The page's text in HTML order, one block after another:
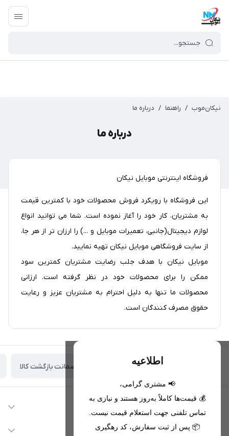
نیکان‌موب / راهنما / درباره ما
درباره ما
فروشگاه اینترنتی موبایل نیکان
این فروشگاه با رویکرد فروش محصولات خود با کمترین قیمت
به مشتریان، کار خود را آغاز نموده است. شما می توانید انواع
لوازم دیجیتال(جانبی، تعمیرات موبایل و ...) را ارزان تر از هر جا،
از سایت فروشگاهی موبایل نیکان تهیه نمایید.
موبایل نیکان با هدف جلب رضایت مشتریان کمترین سود
ممکن را برای محصولات خود در نظر گرفته است. ارزانی
محصولات ما تنها به دلیل احترام به مشتریان عزیز و رعایت
حقوق مصرف کنندگان است.
اطلاعیه
📢 مشتری گرامی،
💰 قیمت‌ها کاملاً به‌روز هستند و نیازی به
تماس تلفنی جهت استعلام قیمت نیست.
📦 پس از ثبت سفارش، کد رهگیری
تحویل اکسپرس(با هماهنگی) ضمانت بازگشت کالا
اطلاعات تماس
09221680256 - 09373782289
دسترسی سریع